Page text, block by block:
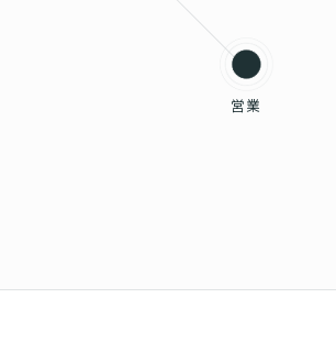
営業